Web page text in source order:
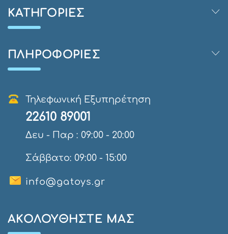
ΚΑΤΗΓΟΡΊΕΣ
ΠΛΗΡΟΦΟΡΊΕΣ
Τηλεφωνική Εξυπηρέτηση
22610 89001
Δευ - Παρ : 09:00 - 20:00
Σάββατο: 09:00 - 15:00
info@gatoys.gr
AΚΟΛΟΥΘΉΣΤΕ ΜΑΣ